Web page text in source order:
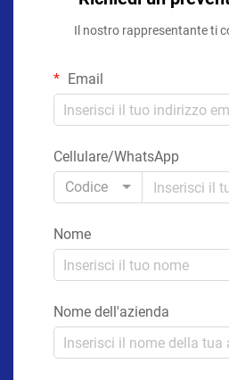
Il nostro rappresentante ti
Email
Cellulare/WhatsApp
Codice
Nome
Nome dell'azienda